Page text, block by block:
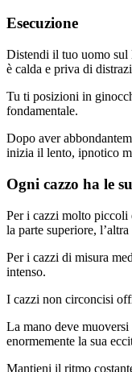
Esecuzione
Distendi il tuo uomo sul
è calda e priva di
Tu ti posizioni in
fondamentale.
Dopo aver
inizia il lento, ipnotico
Ogni cazzo ha le
Per i cazzi molto piccoli
la parte superiore,
Per i cazzi di misura
intenso.
I cazzi non circoncisi
La mano deve
enormemente la sua
Mantieni il ritmo